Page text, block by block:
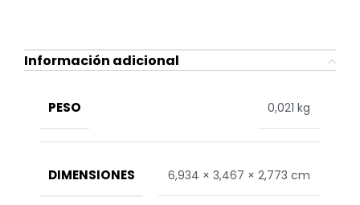
Información adicional
PESO 0,021 kg
DIMENSIONES 6,934 × 3,467 × 2,773 cm